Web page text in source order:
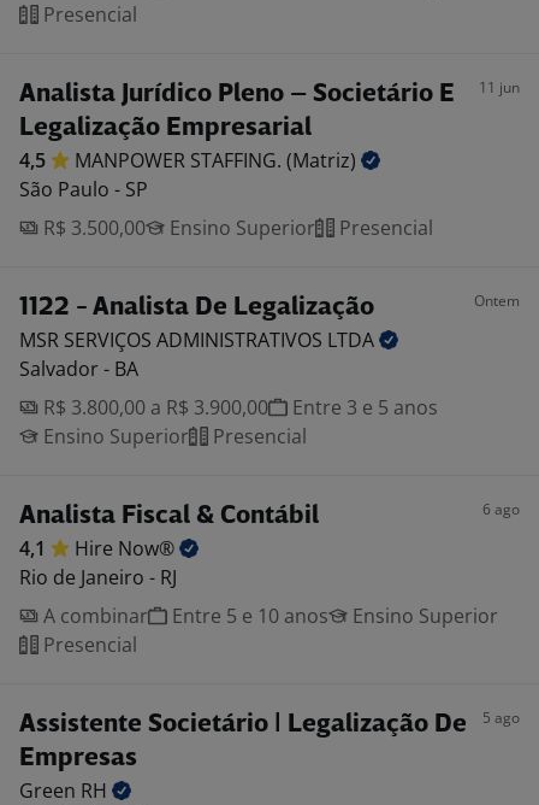
Presencial
Analista Jurídico Pleno – Societário E
Legalização Empresarial
11 jun
4,5 MANPOWER STAFFING. (Matriz)
São Paulo - SP
R$ 3.500,00
Ensino Superior Presencial
1122 - Analista De Legalização Ontem
MSR SERVIÇOS ADMINISTRATIVOS LTDA
Salvador - BA
R$ 3.800,00 a R$ 3.900,00
Entre 3 e 5 anos
Ensino Superior
Presencial
Analista Fiscal & Contábil 6 ago
4,1 Hire Now®
Rio de Janeiro - RJ
A combinar
Entre 5 e 10 anos
Ensino Superior
Presencial
Assistente Societário | Legalização De
Empresas
5 ago
Green RH